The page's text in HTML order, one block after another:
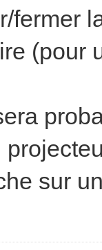
fermer
(pour
sur